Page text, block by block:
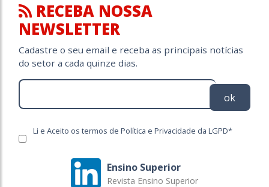
RECEBA NOSSA
NEWSLETTER
Cadastre o seu email e receba as principais notícias
do setor a cada quinze dias.
ok
Li e Aceito os termos de Política e Privacidade da LGPD*
Ensino Superior
Revista Ensino Superior